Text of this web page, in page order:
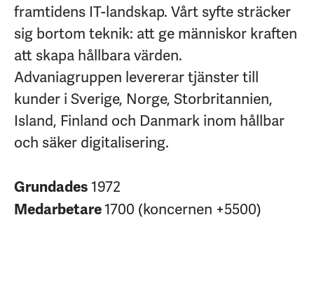
framtidens IT-landskap. Vårt syfte sträcker
sig bortom teknik: att ge människor kraften
att skapa hållbara värden.
Advaniagruppen levererar tjänster till
kunder i Sverige, Norge, Storbritannien,
Island, Finland och Danmark inom hållbar
och säker digitalisering.
Grundades1972
Medarbetare1700 (koncernen +5500)